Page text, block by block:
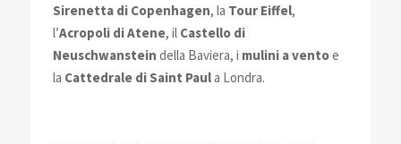
Sirenetta di Copenhagen, la Tour Eiffel,
l’Acropoli di Atene, il Castello di
Neuschwanstein della Baviera, i mulini a ventoe
la Cattedrale di Saint Paula Londra.